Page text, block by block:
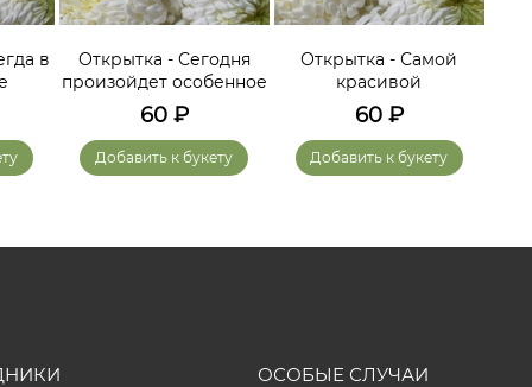
в
Открытка - Сегодня
произойдет особенное
60₽
Добавить к букету
Открытка - Самой
красивой
60₽
Добавить к букету
ОСОБЫЕ СЛУЧАИ